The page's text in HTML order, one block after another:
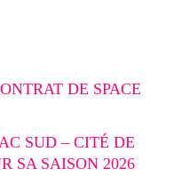
DE SPACE
SUD – CITÉ DE
SA SAISON 2026